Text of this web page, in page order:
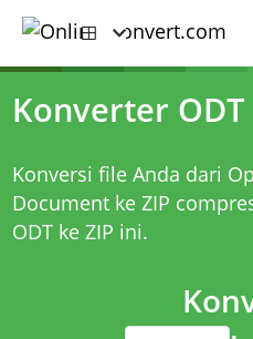
Konverter ODT
Konversi file Anda dari
Document ke ZIP
ODT ke ZIP ini.